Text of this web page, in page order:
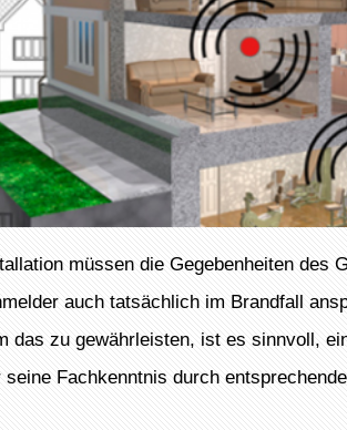
müssen die Gegebenheiten des
auch tatsächlich im Brandfall
das zu gewährleisten, ist es sinnvoll,
seine Fachkenntnis durch